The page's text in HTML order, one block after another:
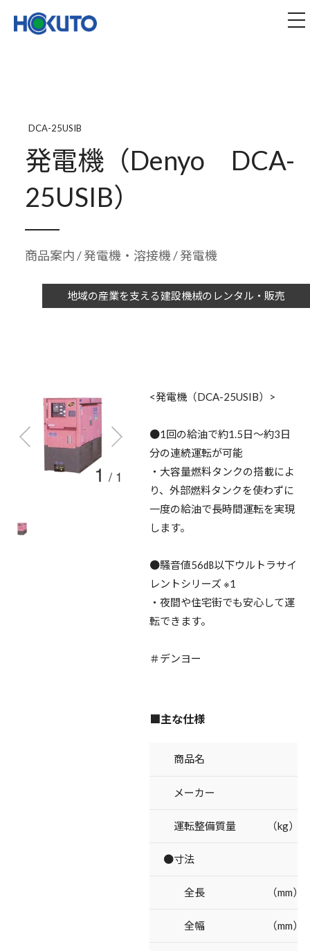
DCA-25USIB
発電機（Denyo DCA-
25USIB）
商品案内/発電機・溶接機/ 発電機
地域の産業を支える建設機械のレンタル・販売
1 / 1
<発電機（DCA-25USIB）>
●1回の給油で約1.5日～約3日
分の連続運転が可能
・大容量燃料タンクの搭載によ
り、外部燃料タンクを使わずに
一度の給油で長時間運転を実現
します。
●騒音値56㏈以下ウルトラサイ
レントシリーズ ※1
・夜間や住宅街でも安心して運
転できます。
＃デンヨー
■主な仕様
商品名
メーカー
運転整備質量 （kg）
●寸法
全長 （mm）
全幅 （mm）